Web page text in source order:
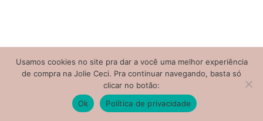
Usamos cookies no site pra dar a você uma melhor experiência
de compra na Jolie Ceci. Pra continuar navegando, basta só
clicar no botão:
Ok
Política de privacidade